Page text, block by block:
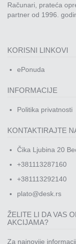
Računari, prateća
partner od 1996.
KORISNI LINKOVI
ePonuda
INFORMACIJE
Politika privatnosti
KONTAKTIRAJTE
Čika Ljubina 20
+381113287160
+381113292140
plato@desk.rs
ŽELITE LI DA VAS
AKCIJAMA?
Za najnovije